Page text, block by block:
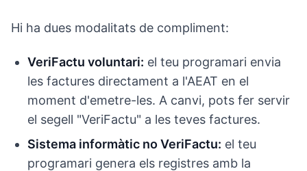
Hi ha dues modalitats de compliment:
VeriFactu voluntari: el teu programari envia
les factures directament a l'AEAT en el
moment d'emetre-les. A canvi, pots fer servir
el segell "VeriFactu" a les teves factures.
Sistema informàtic no VeriFactu: el teu
programari genera els registres amb la